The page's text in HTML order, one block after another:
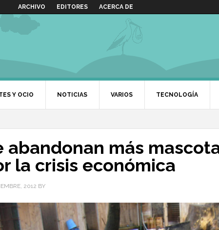
ARCHIVO EDITORES ACERCA DE
Y OCIO NOTICIAS VARIOS TECNOLOGÍA
abandonan más
la crisis económica
2012 BY